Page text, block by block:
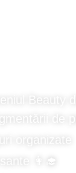
Beauty
de
organizate
👩‍🎓